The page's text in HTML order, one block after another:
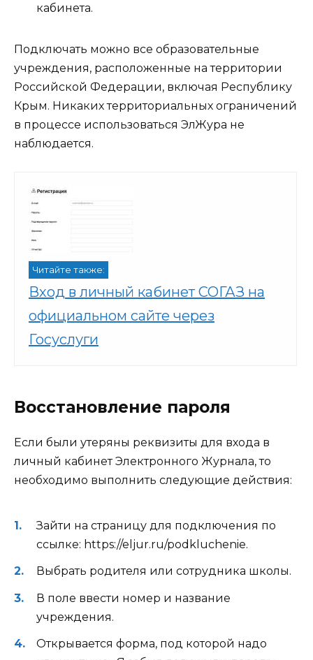
кабинета.
Подключать можно все образовательные
учреждения, расположенные на территории
Российской Федерации, включая Республику
Крым. Никаких территориальных ограничений
в процессе использоваться ЭлЖура не
наблюдается.
Читайте также:
Вход в личный кабинет СОГАЗ на
официальном сайте через
Госуслуги
Восстановление пароля
Если были утеряны реквизиты для входа в
личный кабинет Электронного Журнала, то
необходимо выполнить следующие действия:
Зайти на страницу для подключения по
ссылке: https://eljur.ru/podkluchenie.
Выбрать родителя или сотрудника школы.
В поле ввести номер и название
учреждения.
Открывается форма, под которой надо